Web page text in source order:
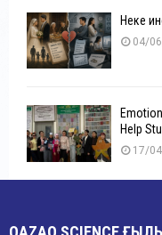
Неке
04/
Help
17/